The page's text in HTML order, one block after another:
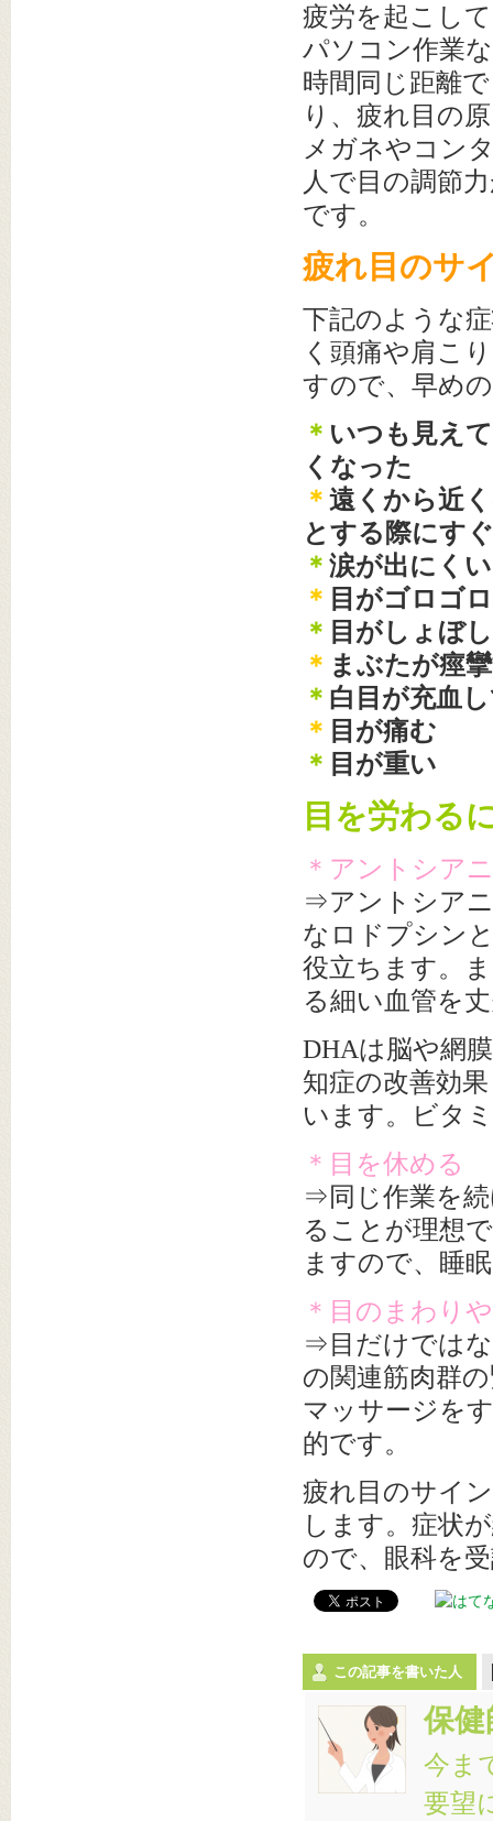
疲労を起こし
パソコン作業
時間同じ距離
り、疲れ目の
メガネやコン
人で目の調節
です。
疲れ目のサ
下記のような
く頭痛や肩こ
すので、早め
＊ いつも見え
くなった
＊ 遠くから近
とする際にす
＊ 涙が出にくい
＊ 目がゴロゴ
＊ 目がしょぼ
＊ まぶたが痙
＊ 白目が充血
＊ 目が痛む
＊ 目が重い
目を労わる
＊アントシア
⇒アントシア
なロドプシン
役立ちます。
る細い血管を
DHAは脳や網
知症の改善効
います。ビタ
＊目を休める
⇒同じ作業を続
ることが理想
ますので、睡
＊目のまわり
⇒目だけでは
の関連筋肉群
マッサージを
的です。
疲れ目のサイ
します。症状
ので、眼科を
この記事を書いた人
保健
今ま
要望